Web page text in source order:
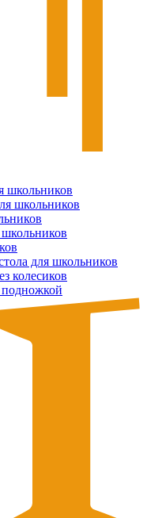
школьников
школьников
школьников
для школьников
колесиков
подножкой